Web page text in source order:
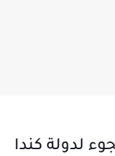
لدولة كندا